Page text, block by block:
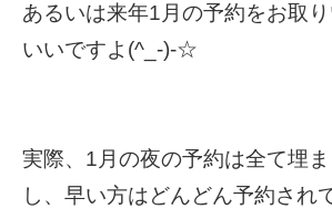
あるいは来年1月の予約をお取
いいですよ(^_-)-☆
実際、1月の夜の予約は全て埋
し、早い方はどんどん予約され